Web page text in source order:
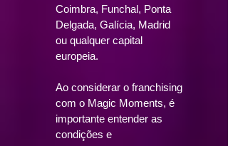
Coimbra, Funchal, Ponta
Delgada, Galícia, Madrid
ou qualquer capital
europeia.
Ao considerar o franchising
com o Magic Moments, é
importante entender as
condições e